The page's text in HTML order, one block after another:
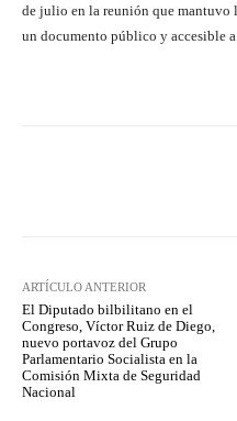
de julio en la reunión que mantuvo
un documento público y accesible a
ARTÍCULO ANTERIOR
El Diputado bilbilitano en el
Congreso, Víctor Ruiz de Diego,
nuevo portavoz del Grupo
Parlamentario Socialista en la
Comisión Mixta de Seguridad
Nacional